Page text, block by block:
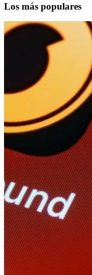
Los más populares